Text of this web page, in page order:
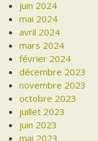
juin 2024
mai 2024
avril 2024
mars 2024
février 2024
décembre 2023
novembre 2023
octobre 2023
juillet 2023
juin 2023
mai 2023